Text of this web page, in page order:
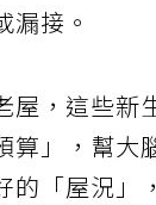
漏接。
屋，這些新
算」，幫大
的「屋況」